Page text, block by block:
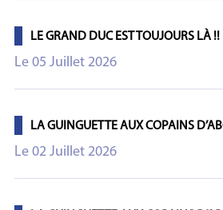
LE GRAND DUC EST TOUJOURS LÀ !!
Le 05 Juillet 2026
LA GUINGUETTE AUX COPAINS
Le 02 Juillet 2026